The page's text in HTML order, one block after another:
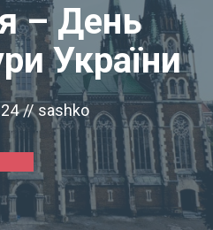
– День
України
// sashko